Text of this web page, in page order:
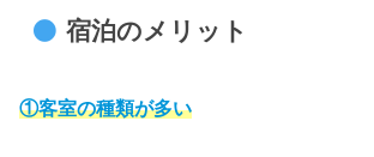
宿泊のメリット
①客室の種類が多い